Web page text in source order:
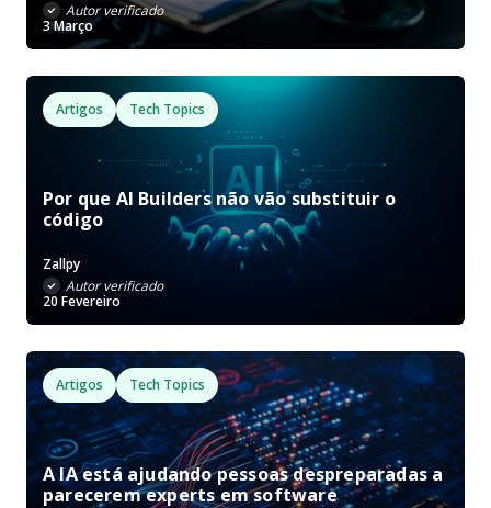
Autor verificado
3 Março
Artigos Tech Topics
Por que AI Builders não vão substituir o
código
Zallpy
Autor verificado
20 Fevereiro
Artigos Tech Topics
A IA está ajudando pessoas despreparadas a
parecerem experts em software